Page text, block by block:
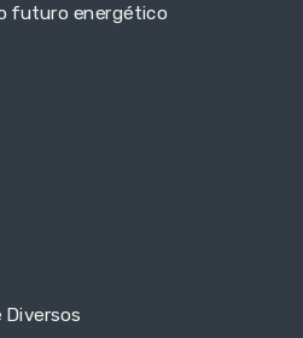
futuro energético